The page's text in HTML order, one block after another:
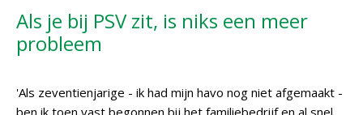
Als je bij PSV zit, is niks een meer
probleem
'Als zeventienjarige - ik had mijn havo nog niet afgemaakt -
ben ik toen vast begonnen bij het familiebedrijf en al snel